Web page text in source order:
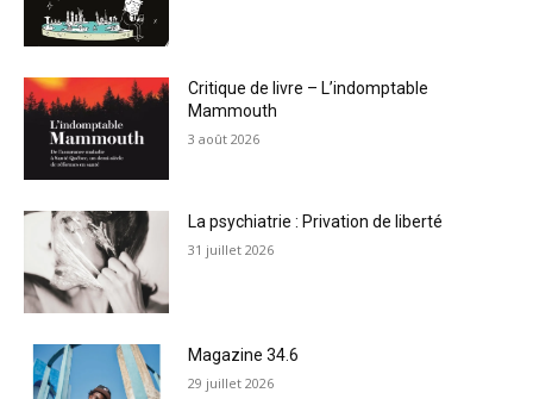
Critique de livre – L’indomptable
Mammouth
3 août 2026
La psychiatrie : Privation de liberté
31 juillet 2026
Magazine 34.6
29 juillet 2026